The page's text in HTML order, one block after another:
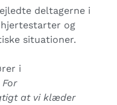
deltagerne i
hjertestarter og
situationer.
i
For
at vi klæder